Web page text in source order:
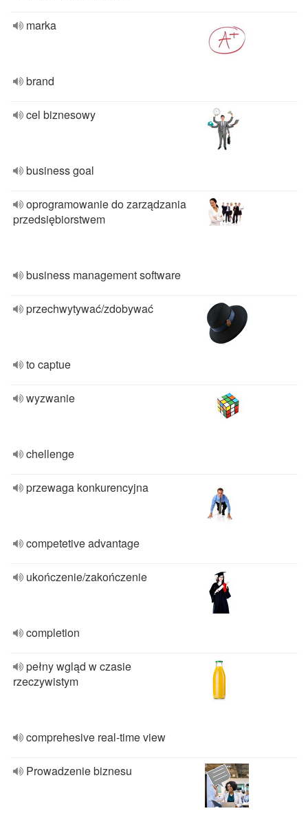
marka
brand
cel biznesowy
business goal
oprogramowanie do zarządzania
przedsiębiorstwem
business management software
przechwytywać/zdobywać
to captue
wyzwanie
chellenge
przewaga konkurencyjna
competetive advantage
ukończenie/zakończenie
completion
pełny wgląd w czasie
rzeczywistym
comprehesive real-time view
Prowadzenie biznesu